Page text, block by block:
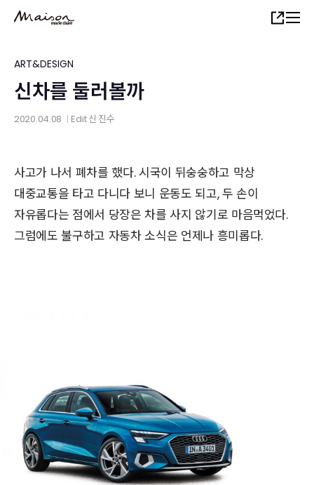
content
Share
ART&DESIGN
신차를 둘러볼까
2020.04.08 Edit신 진수
사고가 나서 폐차를 했다. 시국이 뒤숭숭하고 막상
대중교통을 타고 다니다 보니 운동도 되고, 두 손이
자유롭다는 점에서 당장은 차를 사지 않기로 마음먹었다.
그럼에도 불구하고 자동차 소식은 언제나 흥미롭다.